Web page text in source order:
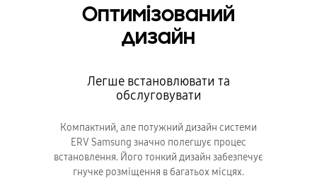
Оптимізований
дизайн
Легше встановлювати та
обслуговувати
Компактний, але потужний дизайн системи
ERV Samsung значно полегшує процес
встановлення. Його тонкий дизайн забезпечує
гнучке розміщення в багатьох місцях.